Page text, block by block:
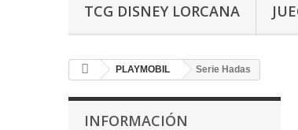
TCG DISNEY LORCANA
PLAYMOBIL Serie Hadas
INFORMACIÓN